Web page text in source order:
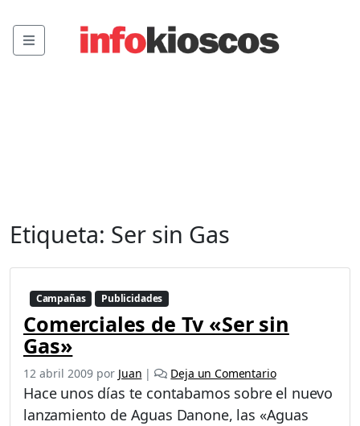
Menu
Etiqueta: Ser sin Gas
Campañas Publicidades
Comerciales de Tv «Ser sin
Gas»
12 abril 2009 por Juan | Deja un Comentario
Hace unos días te contabamos sobre el nuevo
lanzamiento de Aguas Danone, las «Aguas